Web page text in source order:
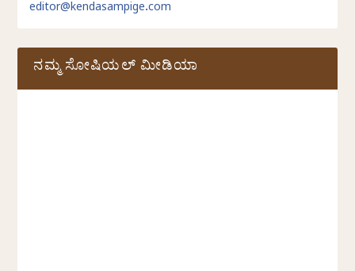
editor@kendasampige.com
ನಮ್ಮ ಸೋಷಿಯಲ್‌ ಮೀಡಿಯಾ